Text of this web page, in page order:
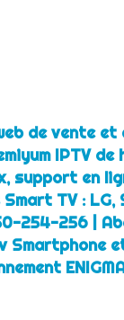
de vente
IPTV
en
TV : LG,
254-256 |
Smartphone